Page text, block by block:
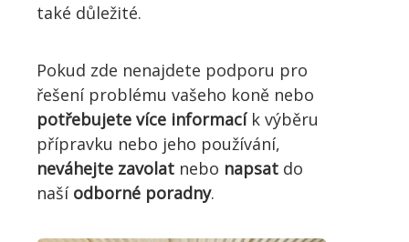
také důležité.
Pokud zde nenajdete podporu pro
řešení problému vašeho koně nebo
potřebujete více informacík výběru
přípravku nebo jeho používání,
neváhejte zavolat nebo napsat do
naší odborné poradny.